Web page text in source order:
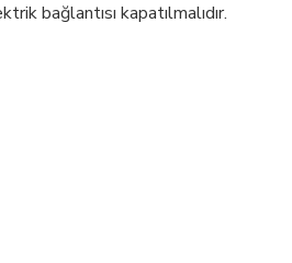
bağlantısı kapatılmalıdır.